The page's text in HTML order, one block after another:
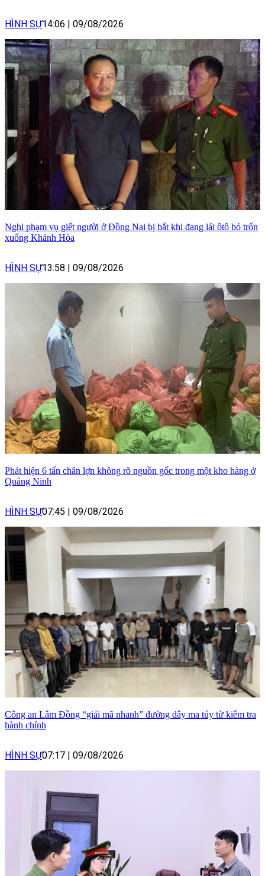
HÌNH SỰ14:06 09/08/2026
Nghi phạm vụ giết người ở Đồng Nai bị bắt khi đang lái ôtô bỏ trốn
xuống Khánh Hòa
HÌNH SỰ13:58 09/08/2026
Phát hiện 6 tấn chân lợn không rõ nguồn gốc trong một kho hàng ở
Quảng Ninh
HÌNH SỰ07:45 09/08/2026
Công an Lâm Đồng “giải mã nhanh” đường dây ma túy từ kiểm tra
hành chính
HÌNH SỰ07:17 09/08/2026